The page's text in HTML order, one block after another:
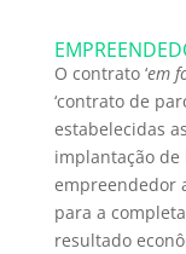
O contrato ‘em
‘contrato de
estabelecidas
implantação
empreendedor
para a
resultado